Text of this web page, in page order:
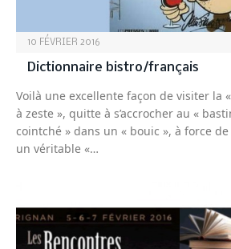
10 FÉVRIER 2016
Dictionnaire bistro/français
Voilà une excellente façon de visiter la
à zeste », quitte à s’accrocher au «
cointché » dans un « bouic », à force
un véritable «…